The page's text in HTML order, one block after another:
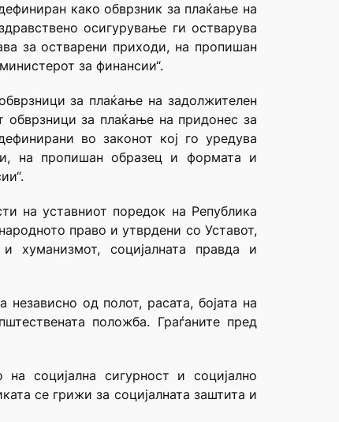
како обврзник за плаќање на
осигурување ги остварува
за остварени приходи, на пропишан
за финансии“.
за плаќање на задолжителен
обврзници за плаќање на придонес за
во законот кој го уредува
на пропишан образец и формата и
на уставниот поредок на Република
право и утврдени со Уставот,
хуманизмот, социјалната правда и
од полот, расата, бојата на
положба. Граѓаните пред
социјална сигурност и социјално
се грижи за социјалната заштита и